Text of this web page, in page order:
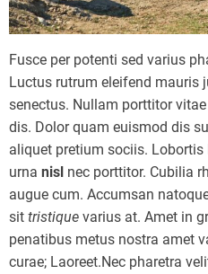
Fusce per potenti sed varius
Luctus rutrum eleifend mauris
senectus. Nullam porttitor
dis. Dolor quam euismod dis
aliquet pretium sociis.
urna nisl nec porttitor. Cubilia
augue cum. Accumsan
sit tristique varius at. Amet in
penatibus metus nostra amet
curae; Laoreet.Nec pharetra